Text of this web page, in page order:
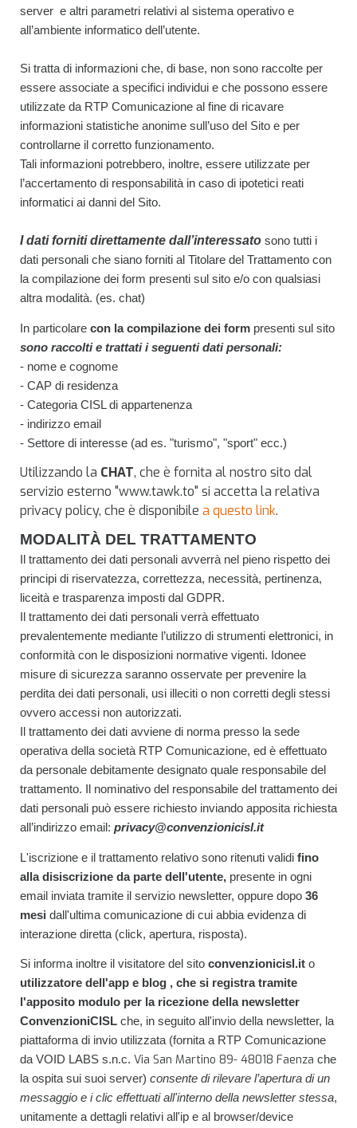
server e altri parametri relativi al sistema operativo e
all’ambiente informatico dell’utente.
Si tratta di informazioni che, di base, non sono raccolte per
essere associate a specifici individui e che possono essere
utilizzate da RTP Comunicazione al fine di ricavare
informazioni statistiche anonime sull’uso del Sito e per
controllarne il corretto funzionamento.
Tali informazioni potrebbero, inoltre, essere utilizzate per
l’accertamento di responsabilità in caso di ipotetici reati
informatici ai danni del Sito.
I dati forniti direttamente dall’interessato sono tutti i
dati personali che siano forniti al Titolare del Trattamento con
la compilazione dei form presenti sul sito e/o con qualsiasi
altra modalità. (es. chat)
In particolare con la compilazione dei form presenti sul sito
sono raccolti e trattati i seguenti dati personali:
- nome e cognome
- CAP di residenza
- Categoria CISL di appartenenza
- indirizzo email
- Settore di interesse (ad es. "turismo", "sport" ecc.)
Utilizzando la CHAT, che è fornita al nostro sito dal
servizio esterno "www.tawk.to" si accetta la relativa
privacy policy, che è disponibile a questo link.
MODALITÀ DEL TRATTAMENTO
Il trattamento dei dati personali avverrà nel pieno rispetto dei
principi di riservatezza, correttezza, necessità, pertinenza,
liceità e trasparenza imposti dal GDPR.
Il trattamento dei dati personali verrà effettuato
prevalentemente mediante l’utilizzo di strumenti elettronici, in
conformità con le disposizioni normative vigenti. Idonee
misure di sicurezza saranno osservate per prevenire la
perdita dei dati personali, usi illeciti o non corretti degli stessi
ovvero accessi non autorizzati.
Il trattamento dei dati avviene di norma presso la sede
operativa della società RTP Comunicazione, ed è effettuato
da personale debitamente designato quale responsabile del
trattamento. Il nominativo del responsabile del trattamento dei
dati personali può essere richiesto inviando apposita richiesta
all’indirizzo email: privacy@convenzionicisl.it
L'iscrizione e il trattamento relativo sono ritenuti validi fino
alla disiscrizione da parte dell'utente, presente in ogni
email inviata tramite il servizio newsletter, oppure dopo 36
mesi dall'ultima comunicazione di cui abbia evidenza di
interazione diretta (click, apertura, risposta).
Si informa inoltre il visitatore del sito convenzionicisl.it o
utilizzatore dell'app e blog , che si registra tramite
l'apposito modulo per la ricezione della newsletter
ConvenzioniCISL che, in seguito all'invio della newsletter, la
piattaforma di invio utilizzata (fornita a RTP Comunicazione
da VOID LABS s.n.c. Via San Martino 89- 48018 Faenza che
la ospita sui suoi server) consente di rilevare l’apertura di un
messaggio e i clic effettuati all'interno della newsletter stessa,
unitamente a dettagli relativi all'ip e al browser/device